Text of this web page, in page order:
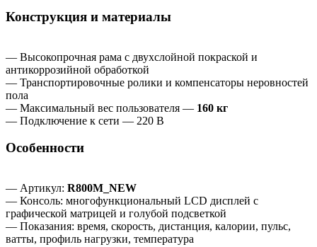
Конструкция и материалы
— Высокопрочная рама с двухслойной покраской и
антикоррозийной обработкой
— Транспортировочные ролики и компенсаторы неровностей
пола
— Максимальный вес пользователя — 160 кг
— Подключение к сети — 220 В
Особенности
— Артикул: R800M_NEW
— Консоль: многофункциональный LCD дисплей с
графической матрицей и голубой подсветкой
— Показания: время, скорость, дистанция, калории, пульс,
ватты, профиль нагрузки, температура